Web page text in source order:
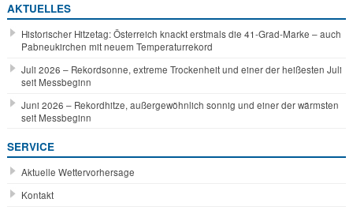
AKTUELLES
Historischer Hitzetag: Österreich knackt erstmals die 41-Grad-Marke – auch
Pabneukirchen mit neuem Temperaturrekord
Juli 2026 – Rekordsonne, extreme Trockenheit und einer der heißesten Juli
seit Messbeginn
Juni 2026 – Rekordhitze, außergewöhnlich sonnig und einer der wärmsten
seit Messbeginn
SERVICE
Aktuelle Wettervorhersage
Kontakt